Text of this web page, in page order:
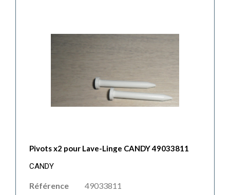
Pivots x2 pour Lave-Linge CANDY 49033811
CANDY
Référence 49033811